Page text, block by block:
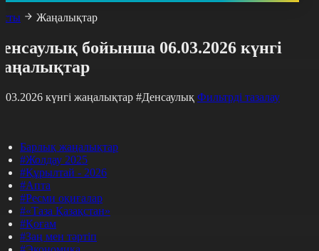
Жаңалықтар
бойынша 06.03.2026 күнгі
күнгі жаңалықтар #Денсаулық Фильтрді тазалау
Барлық жаңалықтар
#Жолдау 2025
#Құрылтай - 2026
#Апта
#Ресми оқиғалар
#«Таза Қазақстан»
#Қоғам
#Заң мен тәртіп